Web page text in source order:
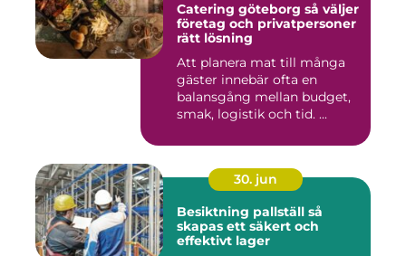
Catering göteborg så väljer
företag och privatpersoner
rätt lösning
Att planera mat till många
gäster innebär ofta en
balansgång mellan budget,
smak, logistik och tid. ...
30. jun
Besiktning pallställ så
skapas ett säkert och
effektivt lager